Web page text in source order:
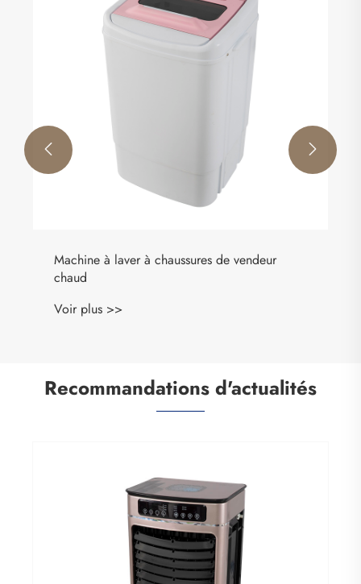
Machine à laver à chaussures de vendeur
chaud
Voir plus >>
 
Recommandations d'actualités